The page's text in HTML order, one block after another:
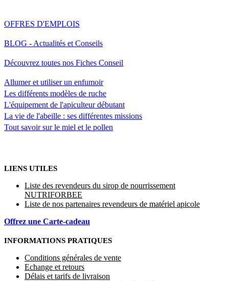
OFFRES D'EMPLOIS
BLOG - Actualités et Conseils
Découvrez toutes nos Fiches Conseil
Allumer et utiliser un enfumoir
Les différents modèles de ruche
L'équipement de l'apiculteur débutant
La vie de l'abeille : ses différentes missions
Tout savoir sur le miel et le pollen
LIENS UTILES
Liste des revendeurs du sirop de nourrissement
NUTRIFORBEE
Liste de nos partenaires revendeurs de matériel apicole
Offrez une Carte-cadeau
INFORMATIONS PRATIQUES
Conditions générales de vente
Echange et retours
Délais et tarifs de livraison